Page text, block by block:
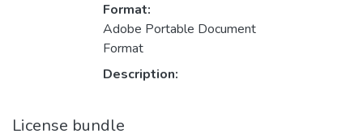
Format:
Adobe Portable Document
Format
Description:
License bundle